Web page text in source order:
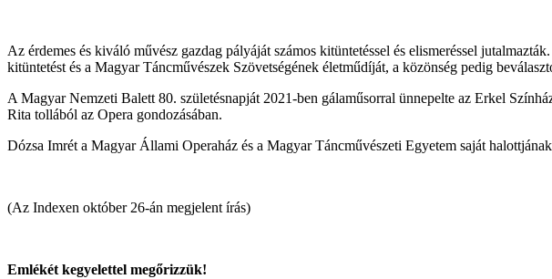
Az érdemes és kiváló művész gazdag pályáját számos kitüntetéssel és elismeréssel
kitüntetést és a Magyar Táncművészek Szövetségének életműdíját, a közönség pedig
A Magyar Nemzeti Balett 80. születésnapját 2021-ben gálaműsorral ünnepelte az Erkel
Rita tollából az Opera gondozásában.
Dózsa Imrét a Magyar Állami Operaház és a Magyar Táncművészeti Egyetem saját
(Az Indexen október 26-án megjelent írás)
Emlékét kegyelettel megőrizzük!